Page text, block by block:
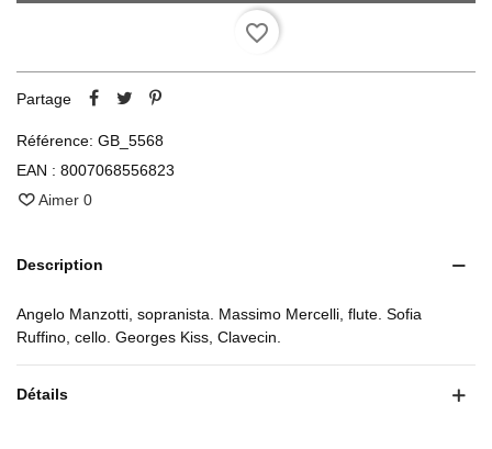
favorite_border
Partage
Référence: GB_5568
EAN : 8007068556823
Aimer 0
Description
Angelo Manzotti, sopranista. Massimo Mercelli, flute. Sofia
Ruffino, cello. Georges Kiss, Clavecin.
Détails